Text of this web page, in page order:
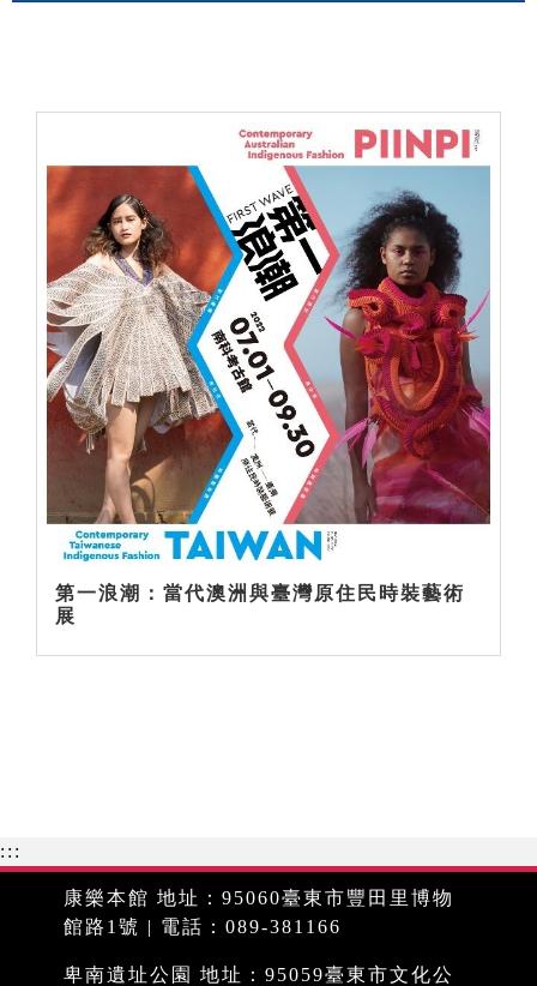
第一浪潮：當代澳洲與臺灣原住民時裝藝術
展
:::
康樂本館 地址：95060臺東市豐田里博物
館路1號 | 電話：089-381166
卑南遺址公園 地址：95059臺東市文化公